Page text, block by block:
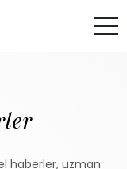
haberler, uzman